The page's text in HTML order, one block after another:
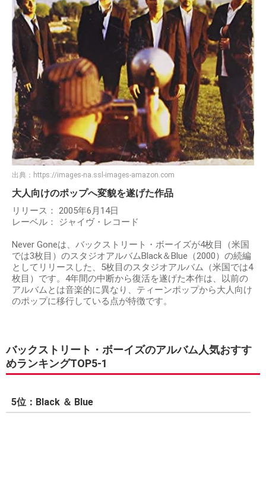
出典： https://images-na.ssl-images-amazon.com
大人向けのポップへ変貌を遂げた作品
リリース： 2005年6月14日
レーベル： ジャイヴ・レコード
Never Goneは、バックストリート・ボーイズが4枚目（米国
では3枚目）のスタジオアルバムBlack＆Blue（2000）の続編
としてリリースした、5枚目のスタジオアルバム（米国では4
枚目）です。4年間の中断から復活を遂げた本作は、以前の
アルバムとは音楽的に異なり、ティーンポップから大人向け
のポップに移行している点が特徴です。
バックストリート・ボーイズのアルバム人気おすす
めランキングTOP5-1
5位：Black ＆ Blue